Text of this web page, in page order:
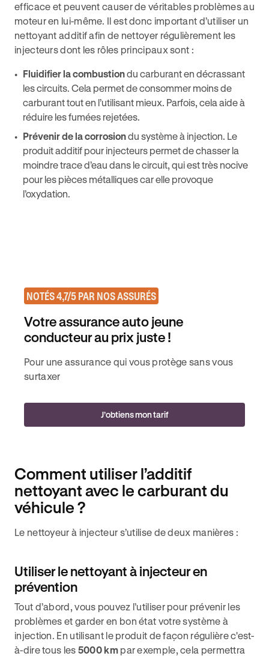
efficace et peuvent causer de véritables problèmes au
moteur en lui-même. Il est donc important d’utiliser un
nettoyant additif afin de nettoyer régulièrement les
injecteurs dont les rôles principaux sont :
Fluidifier la combustiondu carburant en décrassant
les circuits. Cela permet de consommer moins de
carburant tout en l’utilisant mieux. Parfois, cela aide à
réduire les fumées rejetées.
Prévenir de la corrosiondu système à injection. Le
produit additif pour injecteurs permet de chasser la
moindre trace d’eau dans le circuit, qui est très nocive
pour les pièces métalliques car elle provoque
l’oxydation.
NOTÉS 4,7/5 PAR NOS ASSURÉS
Votre assurance auto jeune
conducteur au prix juste !
Pour une assurance qui vous protège sans vous
surtaxer
J’obtiens mon tarif
Comment utiliser l’additif
nettoyant avec le carburant du
véhicule ?
Le nettoyeur à injecteur s’utilise de deux manières :
Utiliser le nettoyant à injecteur en
prévention
Tout d’abord, vous pouvez l’utiliser pour prévenir les
problèmes et garder en bon état votre système à
injection. En utilisant le produit de façon régulière c'est-
à-dire tous les 5000 km par exemple, cela permettra